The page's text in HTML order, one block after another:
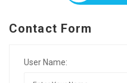
Contact Form
User Name: